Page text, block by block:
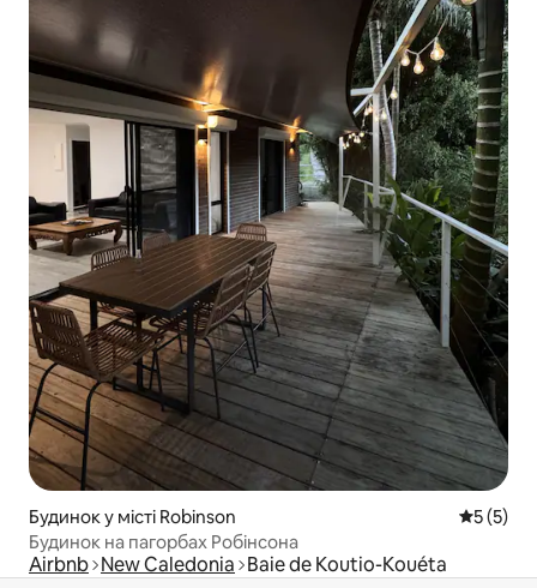
Будинок у місті Robinson Середня
5 (5)
Будинок на пагорбах Робінсона
Airbnb New Caledonia Baie de Koutio-Kouéta